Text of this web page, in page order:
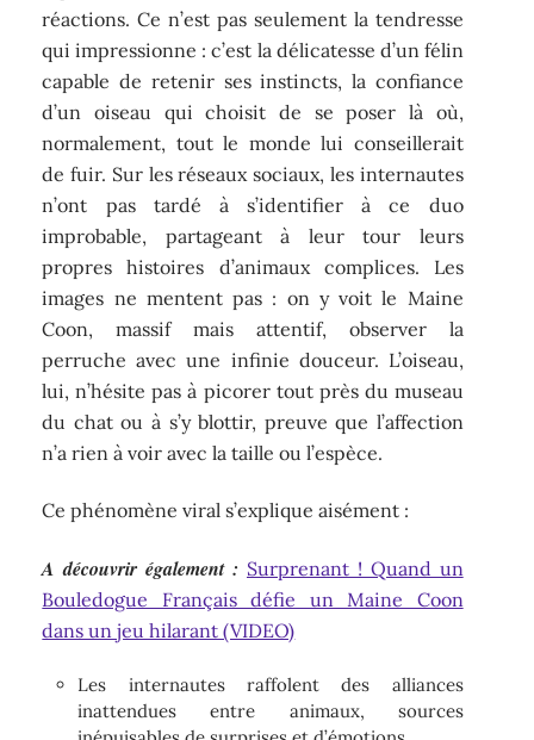
réactions. Ce n’est pas seulement la tendresse
qui impressionne : c’est la délicatesse d’un félin
capable de retenir ses instincts, la confiance
d’un oiseau qui choisit de se poser là où,
normalement, tout le monde lui conseillerait
de fuir. Sur les réseaux sociaux, les internautes
n’ont pas tardé à s’identifier à ce duo
improbable, partageant à leur tour leurs
propres histoires d’animaux complices. Les
images ne mentent pas : on y voit le Maine
Coon, massif mais attentif, observer la
perruche avec une infinie douceur. L’oiseau,
lui, n’hésite pas à picorer tout près du museau
du chat ou à s’y blottir, preuve que l’affection
n’a rien à voir avec la taille ou l’espèce.
Ce phénomène viral s’explique aisément :
A découvrir également : Surprenant ! Quand un
Bouledogue Français défie un Maine Coon
dans un jeu hilarant (VIDEO)
Les internautes raffolent des alliances
inattendues entre animaux, sources